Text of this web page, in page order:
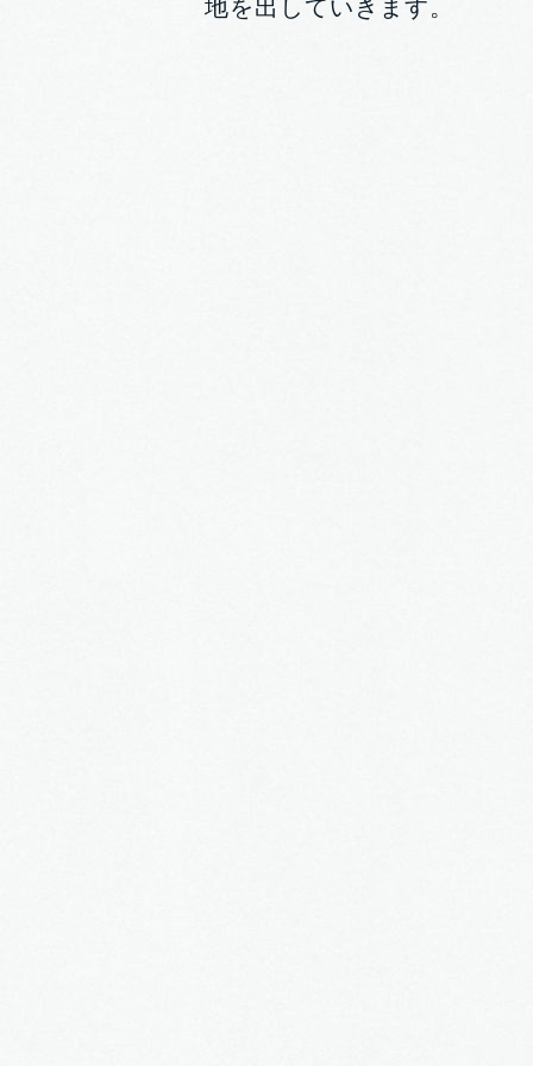
地を出していきます。